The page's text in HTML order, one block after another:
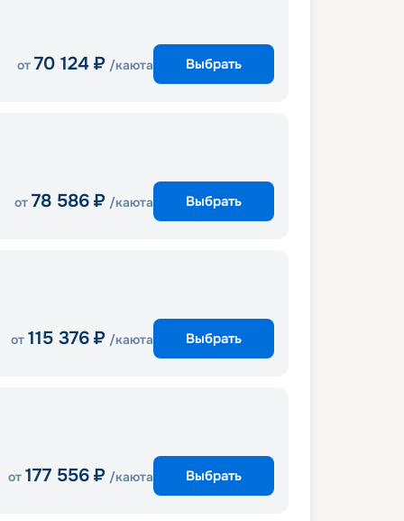
от 70 124 ₽ /каюта Выбрать
от 78 586 ₽ /каюта Выбрать
от 115 376 ₽ /каюта Выбрать
от 177 556 ₽ /каюта Выбрать